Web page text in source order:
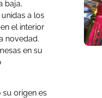
baja,
a los
el interior
novedad.
en su
origen es